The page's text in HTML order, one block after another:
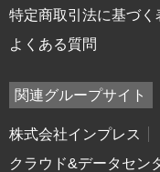
特定商取引法に基づく
よくある質問
関連グループサイト
株式会社インプレス
クラウド&データセン